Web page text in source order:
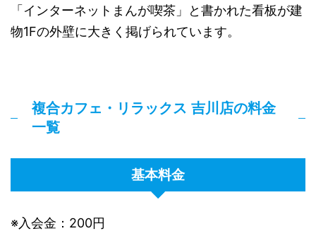
「インターネットまんが喫茶」と書かれた看板が建
物1Fの外壁に大きく掲げられています。
複合カフェ・リラックス 吉川店の料金
一覧
基本料金
※入会金：200円